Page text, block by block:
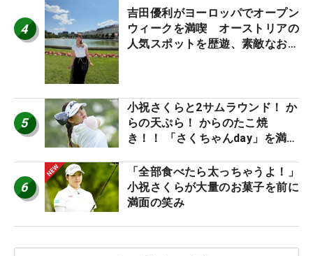
4
吉田優利がヨーロッパでオープン
ウィークを満喫 オーストリアの
人気スポットを歴遊、素敵なお土
5
小祝さくらと2サムラウンド！ か
らの天ぷら！ からのたこ焼
き！！ 「さくちゃんday」を満喫
6
「全部食べたら太っちゃうよ！」
小祝さくらが大量のお菓子を前に
満面の笑み